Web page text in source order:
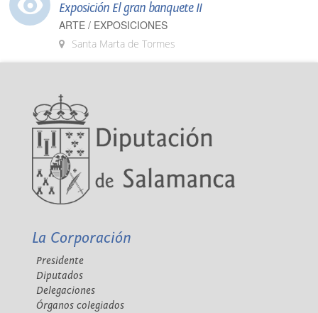
Exposición El gran banquete II
ARTE / EXPOSICIONES
Santa Marta de Tormes
La Corporación
Presidente
Diputados
Delegaciones
Órganos colegiados